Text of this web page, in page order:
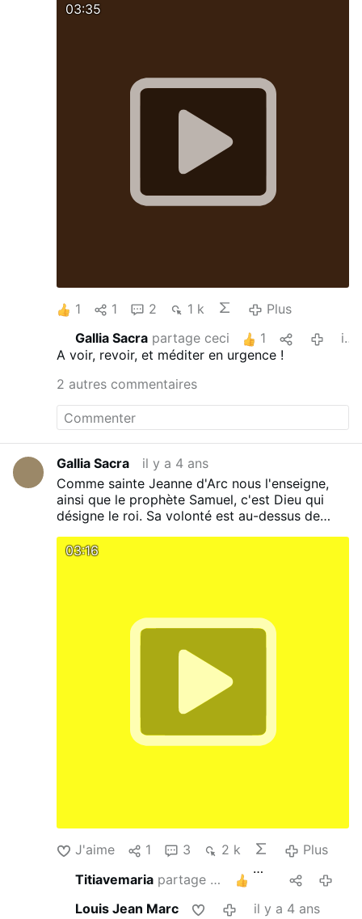
03:35
1 1 2 1 k
Plus
Gallia Sacrapartage ceci 1
il y a 4 ans
A voir, revoir, et méditer en urgence !
2 autres commentaires
Gallia Sacra
il y a 4 ans
Comme sainte Jeanne d'Arc nous l'enseigne,
ainsi que le prophète Samuel, c'est Dieu qui
désigne le roi. Sa volonté est au-dessus de
sacrés. Mais un roi se mérite, par la prière, les
03:16
J'aime 1 3 2 k
Plus
Titiavemariapartage ceci
Louis Jean Marc
il y a 4 ans